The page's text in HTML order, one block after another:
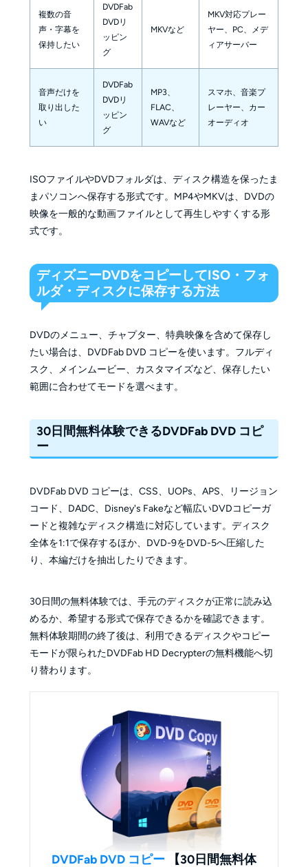
複数の音
声・字幕を
保持したい
DVDFab
DVDリ
ッピン
グ
MKVなど
MKV対応プレー
ヤー、PC、メデ
ィアサーバー
音声だけを
取り出した
い
DVDFab
DVDリ
ッピン
グ
MP3、
FLAC、
WAVなど
スマホ、音楽プ
レーヤー、カー
オーディオ
ISOファイルやDVDフォルダは、ディスク構造を保ったま
まパソコンへ保存する形式です。MP4やMKVは、DVDの
映像を一般的な動画ファイルとして再生しやすくする形
式です。
ディズニーDVDをコピーしてISO・フォ
ルダ・ディスクに保存する方法
DVDのメニュー、チャプター、特典映像を含めて保存し
たい場合は、DVDFab DVD コピーを使います。フルディ
スク、メインムービー、カスタマイズなど、保存したい
範囲に合わせてモードを選べます。
30日間無料体験できるDVDFab DVD コピ
ー
DVDFab DVD コピーは、CSS、UOPs、APS、リージョン
コード、DADC、Disney's Fakeなど幅広いDVDコピーガ
ードと複雑なディスク構造に対応しています。ディスク
全体を1:1で保存するほか、DVD-9をDVD-5へ圧縮した
り、本編だけを抽出したりできます。
30日間の無料体験では、手元のディスクが正常に読み込
めるか、希望する形式で保存できるかを確認できます。
無料体験期間の終了後は、利用できるディスクやコピー
モードが限られたDVDFab HD Decrypterの無料機能へ切
り替わります。
DVDFab DVD コピー 【30日間無料体